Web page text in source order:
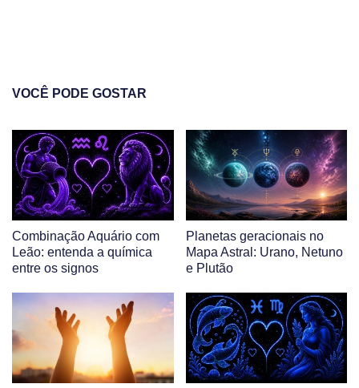
VOCÊ PODE GOSTAR
Combinação Aquário com
Leão: entenda a química
entre os signos
Planetas geracionais no
Mapa Astral: Urano, Netuno
e Plutão